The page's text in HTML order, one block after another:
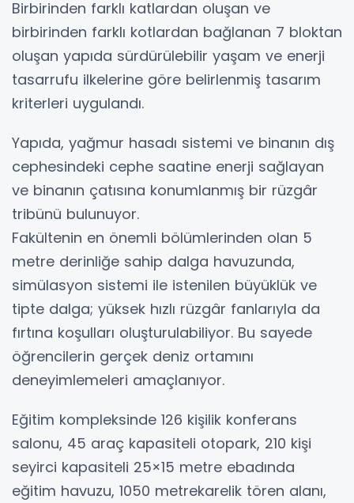
Birbirinden farklı katlardan oluşan ve
birbirinden farklı kotlardan bağlanan 7 bloktan
oluşan yapıda sürdürülebilir yaşam ve enerji
tasarrufu ilkelerine göre belirlenmiş tasarım
kriterleri uygulandı.
Yapıda, yağmur hasadı sistemi ve binanın dış
cephesindeki cephe saatine enerji sağlayan
ve binanın çatısına konumlanmış bir rüzgâr
tribünü bulunuyor.
Fakültenin en önemli bölümlerinden olan 5
metre derinliğe sahip dalga havuzunda,
simülasyon sistemi ile istenilen büyüklük ve
tipte dalga; yüksek hızlı rüzgâr fanlarıyla da
fırtına koşulları oluşturulabiliyor. Bu sayede
öğrencilerin gerçek deniz ortamını
deneyimlemeleri amaçlanıyor.
Eğitim kompleksinde 126 kişilik konferans
salonu, 45 araç kapasiteli otopark, 210 kişi
seyirci kapasiteli 25×15 metre ebadında
eğitim havuzu, 1050 metrekarelik tören alanı,